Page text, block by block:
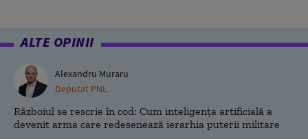
ALTE OPINII
Alexandru Muraru
Deputat PNL
Războiul se rescrie în cod: Cum inteligența artificială a
devenit arma care redesenează ierarhia puterii militare